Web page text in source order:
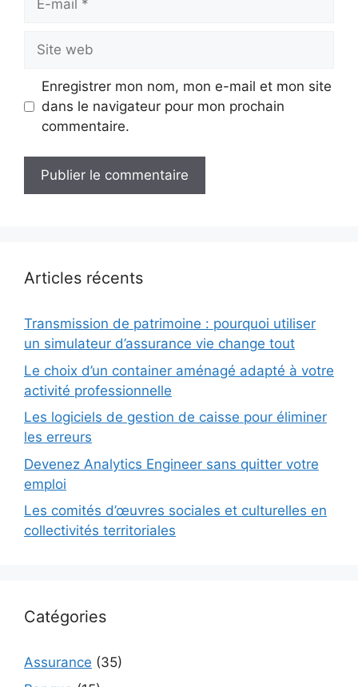
mail
web
Enregistrer mon nom, mon e-mail et mon site
dans le navigateur pour mon prochain
commentaire.
Articles récents
Transmission de patrimoine : pourquoi utiliser
un simulateur d’assurance vie change tout
Le choix d’un container aménagé adapté à votre
activité professionnelle
Les logiciels de gestion de caisse pour éliminer
les erreurs
Devenez Analytics Engineer sans quitter votre
emploi
Les comités d’œuvres sociales et culturelles en
collectivités territoriales
Catégories
Assurance (35)